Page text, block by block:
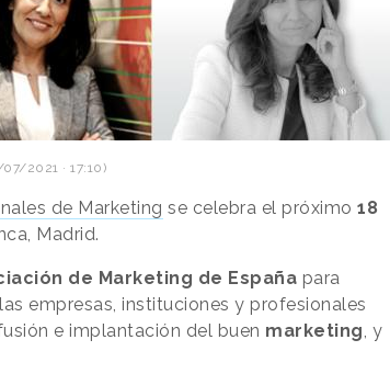
2021 · 17:10)
de Marketing se celebra el próximo 18
Madrid.
de Marketing de España para
empresas, instituciones y profesionales
e implantación del buen marketing , y